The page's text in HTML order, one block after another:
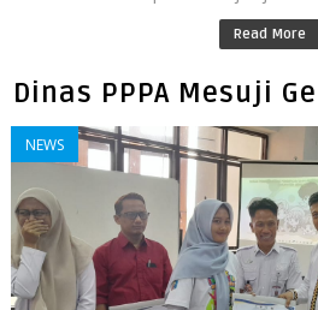
Read More
Dinas PPPA Mesuji
NEWS